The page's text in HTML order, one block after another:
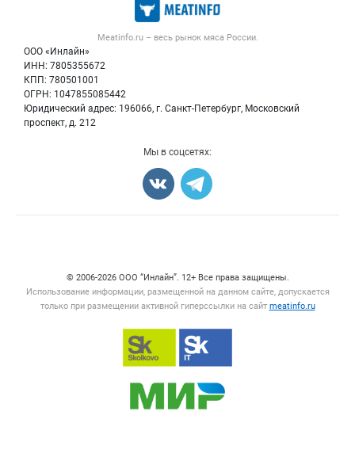
Meatinfo.ru – весь рынок мясаРоссии.
ООО «Инлайн»
ИНН: 7805355672
КПП: 780501001
ОГРН: 1047855085442
Юридический адрес: 196066, г. Санкт-Петербург, Московский
проспект, д. 212
Контактная информация
Политика обработки персональных данных
Новости рынка
Вакансии
Скот в живом весе
Колбасы, сосиски, деликатесы
Мы в соцсетях:
© 2006‑2026 ООО “Инлайн”. 12+ Все права защищены.
Использование информации, размещенной на данном сайте, допускается
только при размещении активной гиперссылки на сайт meatinfo.ru